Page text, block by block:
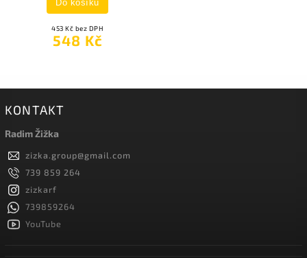
453 Kč bez DPH
548 Kč
Do košíku
KONTAKT
Radim Žižka
zizka.group@gmail.com
739 859 264
zizkarf
739859264
YouTube